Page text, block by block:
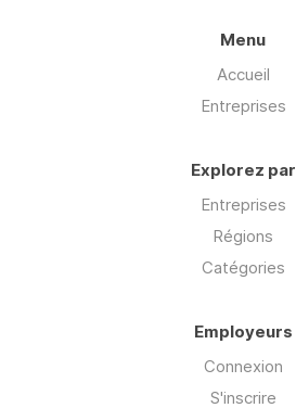
Menu
Accueil
Entreprises
Explorez par
Entreprises
Régions
Catégories
Employeurs
Connexion
S'inscrire